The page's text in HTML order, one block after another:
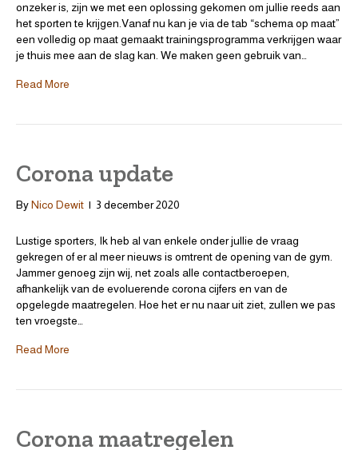
onzeker is, zijn we met een oplossing gekomen om jullie reeds aan
het sporten te krijgen.Vanaf nu kan je via de tab “schema op maat”
een volledig op maat gemaakt trainingsprogramma verkrijgen waar
je thuis mee aan de slag kan. We maken geen gebruik van…
Read More
Corona update
ByNico Dewit | 3 december 2020
Lustige sporters, Ik heb al van enkele onder jullie de vraag
gekregen of er al meer nieuws is omtrent de opening van de gym.
Jammer genoeg zijn wij, net zoals alle contactberoepen,
afhankelijk van de evoluerende corona cijfers en van de
opgelegde maatregelen. Hoe het er nu naar uit ziet, zullen we pas
ten vroegste…
Read More
Corona maatregelen